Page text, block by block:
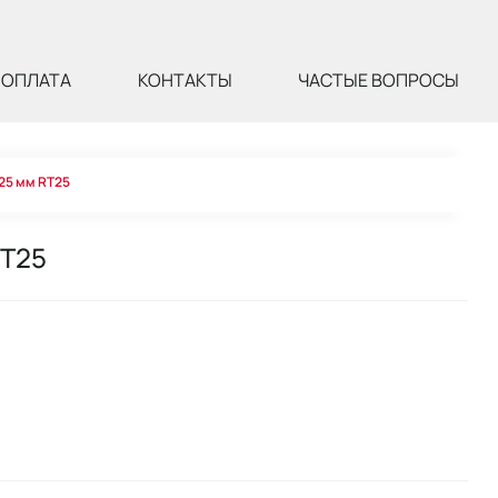
ОПЛАТА КОНТАКТЫ ЧАСТЫЕ ВОПРОСЫ
мм RT25